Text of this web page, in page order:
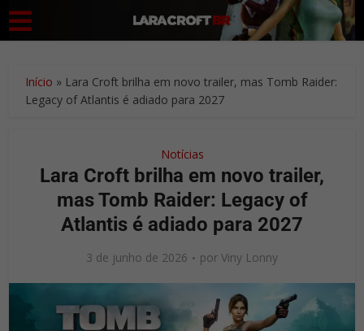
Início » Lara Croft brilha em novo trailer, mas Tomb Raider:
Legacy of Atlantis é adiado para 2027
Notícias
Lara Croft brilha em novo trailer,
mas Tomb Raider: Legacy of
Atlantis é adiado para 2027
3 de junho de 2026 por Viny Lonny